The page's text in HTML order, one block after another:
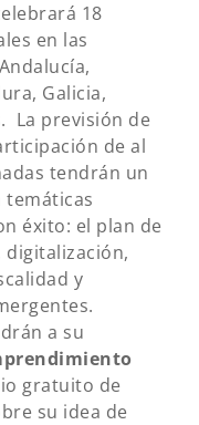
18
en las
Galicia,
La previsión de
de al
tendrán un
éxito: el plan de
digitalización,
y
a su
gratuito de
su idea de